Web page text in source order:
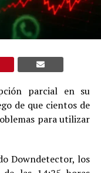
parcial en su
de que cientos de
para utilizar
Downdetector, los